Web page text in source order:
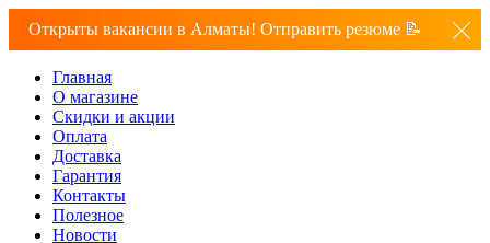
Открыты вакансии в Алматы! Отправить резюме 📝
Главная
О магазине
Скидки и акции
Оплата
Доставка
Гарантия
Контакты
Полезное
Новости